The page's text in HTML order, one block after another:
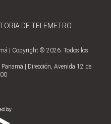
DE TELEMETRO
| Copyright © 2026. Todos los
| Dirección, Avenida 12 de